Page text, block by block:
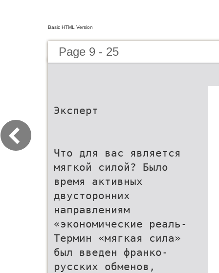
Basic HTML Version
Page 9 - 25
Эксперт
Что для вас является
мягкой силой? Было
время активных
двусторонних
направлениям
«экономические реаль-
Термин «мягкая сила»
был введен франко-
русских обменов,